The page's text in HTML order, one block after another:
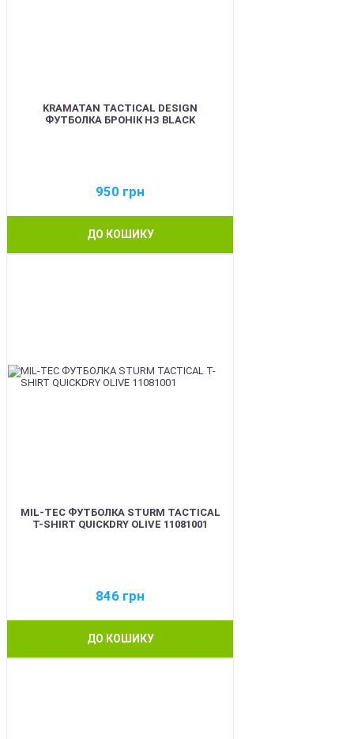
KRAMATAN TACTICAL DESIGN
ФУТБОЛКА БРОНІК НЗ BLACK
950 грн
ДО КОШИКУ
MIL-TEC ФУТБОЛКА STURM TACTICAL
T-SHIRT QUICKDRY OLIVE 11081001
846 грн
ДО КОШИКУ